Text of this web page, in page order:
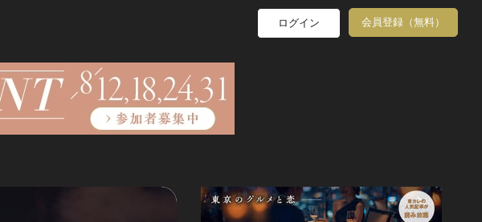
ログイン 会員登録（無料）